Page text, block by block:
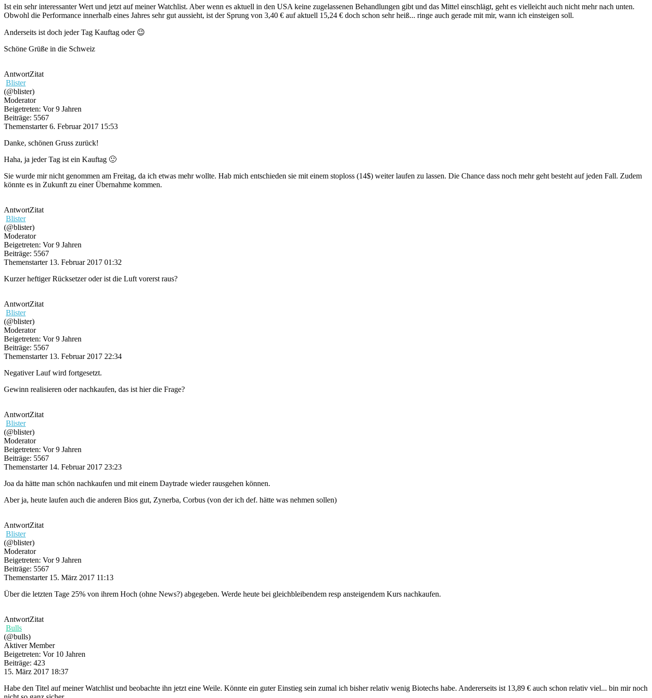
Ist ein sehr interessanter Wert und jetzt auf meiner Watchlist. Aber wenn es aktuell in den USA keine zugelassenen Behandlungen gibt und das Mittel einschlägt, geht es vielleicht auch nicht mehr nach unten.
Obwohl die Performance innerhalb eines Jahres sehr gut aussieht, ist der Sprung von 3,40 € auf aktuell 15,24 € doch schon sehr heiß... ringe auch gerade mit mir, wann ich einsteigen soll.
Anderseits ist doch jeder Tag Kauftag oder 😉
Schöne Grüße in die Schweiz
AntwortZitat
Blister
(@blister)
Moderator
Beigetreten: Vor 9 Jahren
Beiträge: 5567
Themenstarter 6. Februar 2017 15:53
Danke, schönen Gruss zurück!
Haha, ja jeder Tag ist ein Kauftag 🙂
Sie wurde mir nicht genommen am Freitag, da ich etwas mehr wollte. Hab mich entschieden sie mit einem stoploss (14$) weiter laufen zu lassen. Die Chance dass noch mehr geht besteht auf jeden Fall. Zudem
könnte es in Zukunft zu einer Übernahme kommen.
AntwortZitat
Blister
(@blister)
Moderator
Beigetreten: Vor 9 Jahren
Beiträge: 5567
Themenstarter 13. Februar 2017 01:32
Kurzer heftiger Rücksetzer oder ist die Luft vorerst raus?
AntwortZitat
Blister
(@blister)
Moderator
Beigetreten: Vor 9 Jahren
Beiträge: 5567
Themenstarter 13. Februar 2017 22:34
Negativer Lauf wird fortgesetzt.
Gewinn realisieren oder nachkaufen, das ist hier die Frage?
AntwortZitat
Blister
(@blister)
Moderator
Beigetreten: Vor 9 Jahren
Beiträge: 5567
Themenstarter 14. Februar 2017 23:23
Joa da hätte man schön nachkaufen und mit einem Daytrade wieder rausgehen können.
Aber ja, heute laufen auch die anderen Bios gut, Zynerba, Corbus (von der ich def. hätte was nehmen sollen)
AntwortZitat
Blister
(@blister)
Moderator
Beigetreten: Vor 9 Jahren
Beiträge: 5567
Themenstarter 15. März 2017 11:13
Über die letzten Tage 25% von ihrem Hoch (ohne News?) abgegeben. Werde heute bei gleichbleibendem resp ansteigendem Kurs nachkaufen.
AntwortZitat
Bulls
(@bulls)
Aktiver Member
Beigetreten: Vor 10 Jahren
Beiträge: 423
15. März 2017 18:37
Habe den Titel auf meiner Watchlist und beobachte ihn jetzt eine Weile. Könnte ein guter Einstieg sein zumal ich bisher relativ wenig Biotechs habe. Andererseits ist 13,89 € auch schon relativ viel... bin mir noch